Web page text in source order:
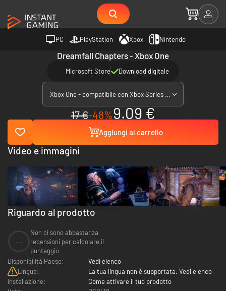
PC PlayStation Xbox Nintendo
Dreamfall Chapters - Xbox One
Microsoft Store Download digitale
Xbox One - compatibile con Xbox Series X|S
17 €-48%9.09 €
Aggiungi al carrello
Riguardo al prodotto
Non ci sono abbastanza
recensioni per calcolare il
punteggio
Disponibilità Paese:
Vedi elenco
Lingue:
La tua lingua non è supportata. Vedi elenco
Installazione:
Come attivare il tuo prodotto
Video e immagini